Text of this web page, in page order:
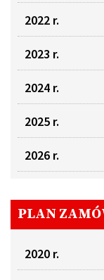
2022 r.
2023 r.
2024 r.
2025 r.
2026 r.
PLAN
2020 r.